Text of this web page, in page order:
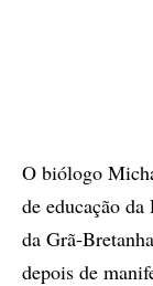
O biólogo
de educação
da Grã-
depois de